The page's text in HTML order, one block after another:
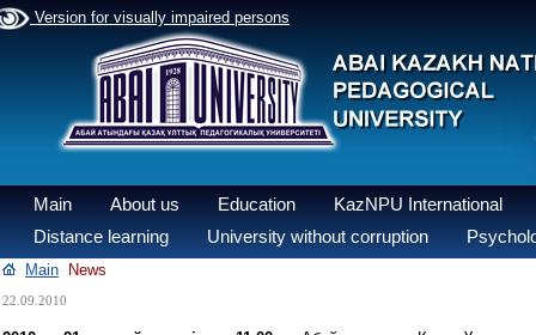
Version for visually impaired persons
Main About us Education
KazNPU International
Distance learning
University without corruption
Main News
22.09.2010